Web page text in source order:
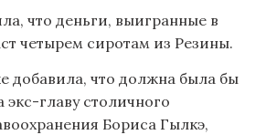
что деньги, выигранные в
четырем сиротам из Резины.
добавила, что должна была бы
экс-главу столичного
Бориса Гылкэ,